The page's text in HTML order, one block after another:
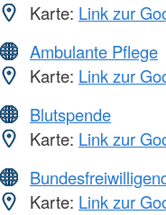
Karte: Link zur
Ambulante Pflege
Karte: Link zur
Blutspende
Karte: Link zur
Karte: Link zur